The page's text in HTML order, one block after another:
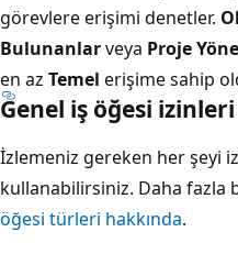
görevlere erişimi denetler.
Bulunanlarveya Proje
en az Temel erişime sahip
Genel iş öğesi izinleri
İzlemeniz gereken her şeyi
kullanabilirsiniz. Daha fazla
öğesi türleri hakkında.